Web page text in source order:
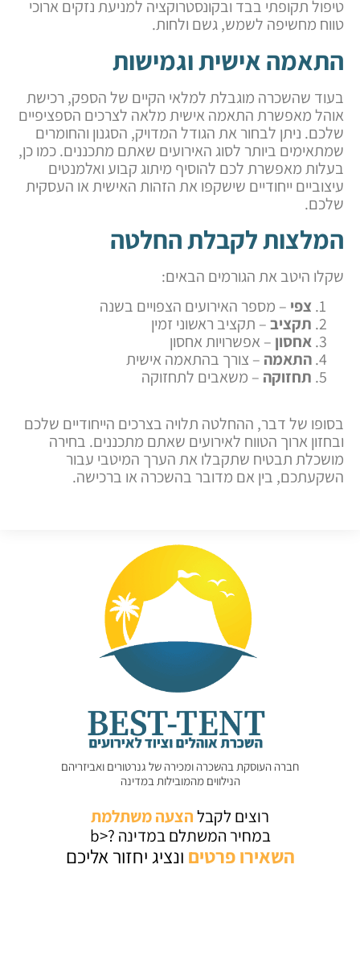
טיפול תקופתי בבד ובקונסטרוקציה למניעת נזקים ארוכי
טווח מחשיפה לשמש, גשם ולחות.
התאמה אישית וגמישות
בעוד שהשכרה מוגבלת למלאי הקיים של הספק, רכישת
אוהל מאפשרת התאמה אישית מלאה לצרכים הספציפיים
שלכם. ניתן לבחור את הגודל המדויק, הסגנון והחומרים
שמתאימים ביותר לסוג האירועים שאתם מתכננים. כמו כן,
בעלות מאפשרת לכם להוסיף מיתוג קבוע ואלמנטים
עיצוביים ייחודיים שישקפו את הזהות האישית או העסקית
שלכם.
המלצות לקבלת החלטה
שקלו היטב את הגורמים הבאים:
צפי – מספר האירועים הצפויים בשנה
תקציב– תקציב ראשוני זמין
אחסון – אפשרויות אחסון
התאמה – צורך בהתאמה אישית
תחזוקה – משאבים לתחזוקה
בסופו של דבר, ההחלטה תלויה בצרכים הייחודיים שלכם
ובחזון ארוך הטווח לאירועים שאתם מתכננים. בחירה
מושכלת תבטיח שתקבלו את הערך המיטבי עבור
השקעתכם, בין אם מדובר בהשכרה או ברכישה.
חברה העוסקת בהשכרה ומכירה של גנרטורים ואביזריהם
הנילווים מהמובילות במדינה
רוצים לקבלהצעה משתלמת
במחיר המשתלם במדינה ?<b
השאירו פרטים ונציג יחזור אליכם